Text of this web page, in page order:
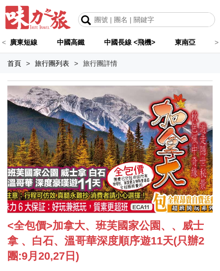
< 廣東短線 中國高鐵 中國長線 <飛機> 東南亞 >
首頁 > 旅行團列表 > 旅行團詳情
<全包價>加拿大、班芙國家公園、、威士
拿 、白石、溫哥華深度順序遊11天(只辦2
團:9月20,27日)